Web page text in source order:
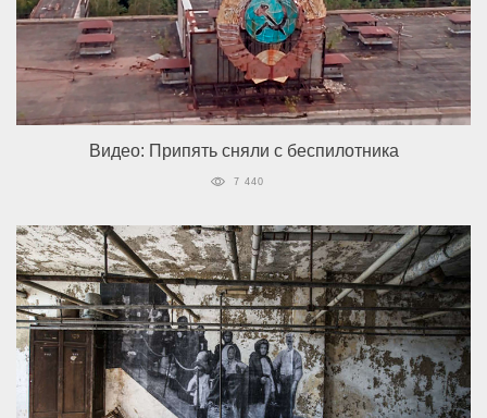
Видео: Припять сняли с беспилотника
7 440